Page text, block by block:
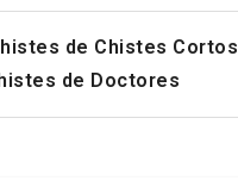
de Chistes Cortos
de Doctores